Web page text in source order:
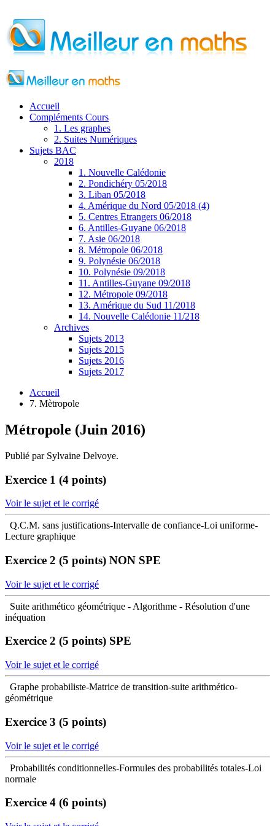
Accueil
Compléments Cours
1. Les graphes
2. Suites Numériques
Sujets BAC
2018
1. Nouvelle Calédonie
2. Pondichéry 05/2018
3. Liban 05/2018
4. Amérique du Nord 05/2018 (4)
5. Centres Etrangers 06/2018
6. Antilles-Guyane 06/2018
7. Asie 06/2018
8. Métropole 06/2018
9. Polynésie 06/2018
10. Polynésie 09/2018
11. Antilles-Guyane 09/2018
12. Métropole 09/2018
13. Amérique du Sud 11/2018
14. Nouvelle Calédonie 11/218
Archives
Sujets 2013
Sujets 2015
Sujets 2016
Sujets 2017
Accueil
7. Mètropole
Métropole (Juin 2016)
Publié par Sylvaine Delvoye.
Exercice 1 (4 points)
Voir le sujet et le corrigé
Q.C.M. sans justifications-Intervalle de confiance-Loi uniforme-
Lecture graphique
Exercice 2 (5 points) NON SPE
Voir le sujet et le corrigé
Suite arithmético géométrique - Algorithme - Résolution d'une
inéquation
Exercice 2 (5 points) SPE
Voir le sujet et le corrigé
Graphe probabiliste-Matrice de transition-suite arithmético-
géométrique
Exercice 3 (5 points)
Voir le sujet et le corrigé
Probabilités conditionnelles-Formules des probabilités totales-Loi
normale
Exercice 4 (6 points)